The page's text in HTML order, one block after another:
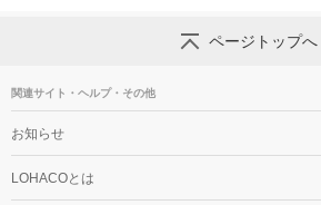
ページトップへ
関連サイト・ヘルプ・その他
お知らせ
LOHACOとは